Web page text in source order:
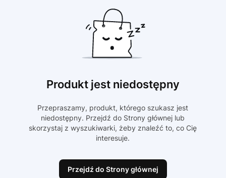
Produkt jest niedostępny
Przepraszamy, produkt, którego szukasz jest
niedostępny. Przejdź do Strony głównej lub
skorzystaj z wyszukiwarki, żeby znaleźć to, co Cię
interesuje.
Przejdź do Strony głównej